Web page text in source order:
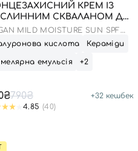
КРЕМ ІЗ
СКВАЛАНОМ ДО
50 МЛ
MILD MOISTURE SUN SPF
PA++++
кислота Кераміди
емульсія +2
790₴ +32кешбек
4.85 (40)